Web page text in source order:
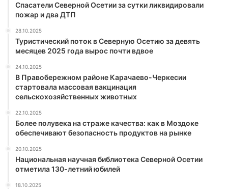
Спасатели Северной Осетии за сутки ликвидировали
пожар и два ДТП
28.10.2025
Туристический поток в Северную Осетию за девять
месяцев 2025 года вырос почти вдвое
24.10.2025
В Правобережном районе Карачаево-Черкесии
стартовала массовая вакцинация
сельскохозяйственных животных
22.10.2025
Более полувека на страже качества: как в Моздоке
обеспечивают безопасность продуктов на рынке
20.10.2025
Национальная научная библиотека Северной Осетии
отметила 130-летний юбилей
18.10.2025